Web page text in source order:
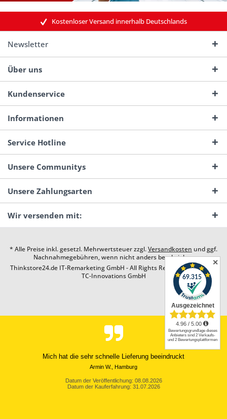
Kostenloser Versand innerhalb Deutschlands
Newsletter
Über uns
Kundenservice
Informationen
Service Hotline
Unsere Communitys
Unsere Zahlungsarten
Wir versenden mit:
* Alle Preise inkl. gesetzl. Mehrwertsteuer zzgl.Versandkosten und ggf.
Nachnahmegebühren, wenn nicht anders beschrieben
Thinkstore24.de IT-Remarketing GmbH - All Rights Reserved. Design by
TC-Innovations GmbH
Mich hat die sehr schnelle Lieferung beeindruckt
Armin W., Hamburg
Datum der Veröffentlichung: 08.08.2026
Datum der Kauferfahrung: 31.07.2026
✕